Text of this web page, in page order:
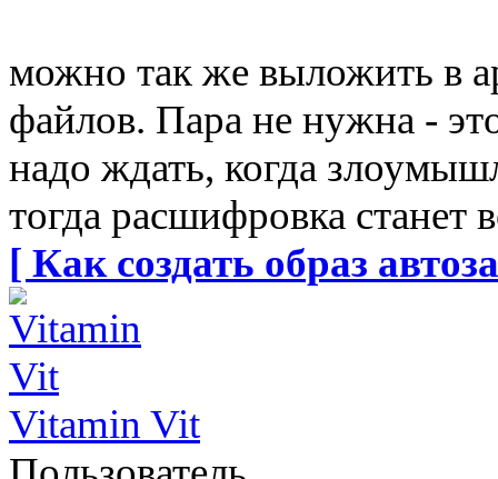
можно так же выложить в
файлов. Пара не нужна -
надо ждать, когда
тогда расшифровка станет
[ Как создать образ
Vitamin Vit